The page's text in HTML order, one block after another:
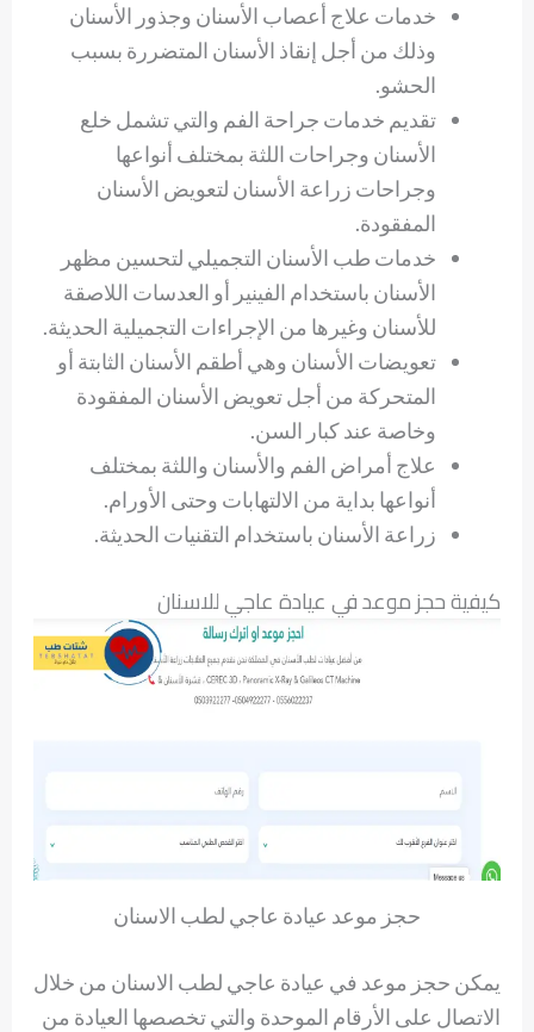
خدمات علاج أعصاب الأسنان وجذور الأسنان
وذلك من أجل إنقاذ الأسنان المتضررة بسبب
الحشو.
تقديم خدمات جراحة الفم والتي تشمل خلع
الأسنان وجراحات اللثة بمختلف أنواعها
وجراحات زراعة الأسنان لتعويض الأسنان
المفقودة.
خدمات طب الأسنان التجميلي لتحسين مظهر
الأسنان باستخدام الفينير أو العدسات اللاصقة
للأسنان وغيرها من الإجراءات التجميلية الحديثة.
تعويضات الأسنان وهي أطقم الأسنان الثابتة أو
المتحركة من أجل تعويض الأسنان المفقودة
وخاصة عند كبار السن.
علاج أمراض الفم والأسنان واللثة بمختلف
أنواعها بداية من الالتهابات وحتى الأورام.
زراعة الأسنان باستخدام التقنيات الحديثة.
كيفية حجز موعد في عيادة عاجي للاسنان
حجز موعد عيادة عاجي لطب الاسنان
يمكن حجز موعد في عيادة عاجي لطب الاسنان من خلال
الاتصال على الأرقام الموحدة والتي تخصصها العيادة من